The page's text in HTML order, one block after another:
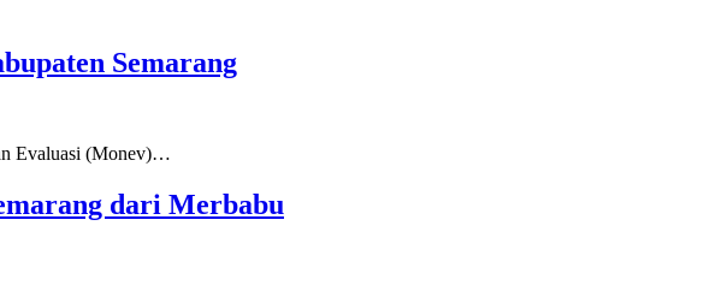
Semarang
Evaluasi (Monev)…
dari Merbabu